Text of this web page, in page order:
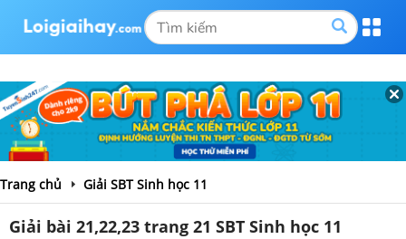
Trang chủ Giải SBT Sinh học 11
Giải bài 21,22,23 trang 21 SBT Sinh học 11